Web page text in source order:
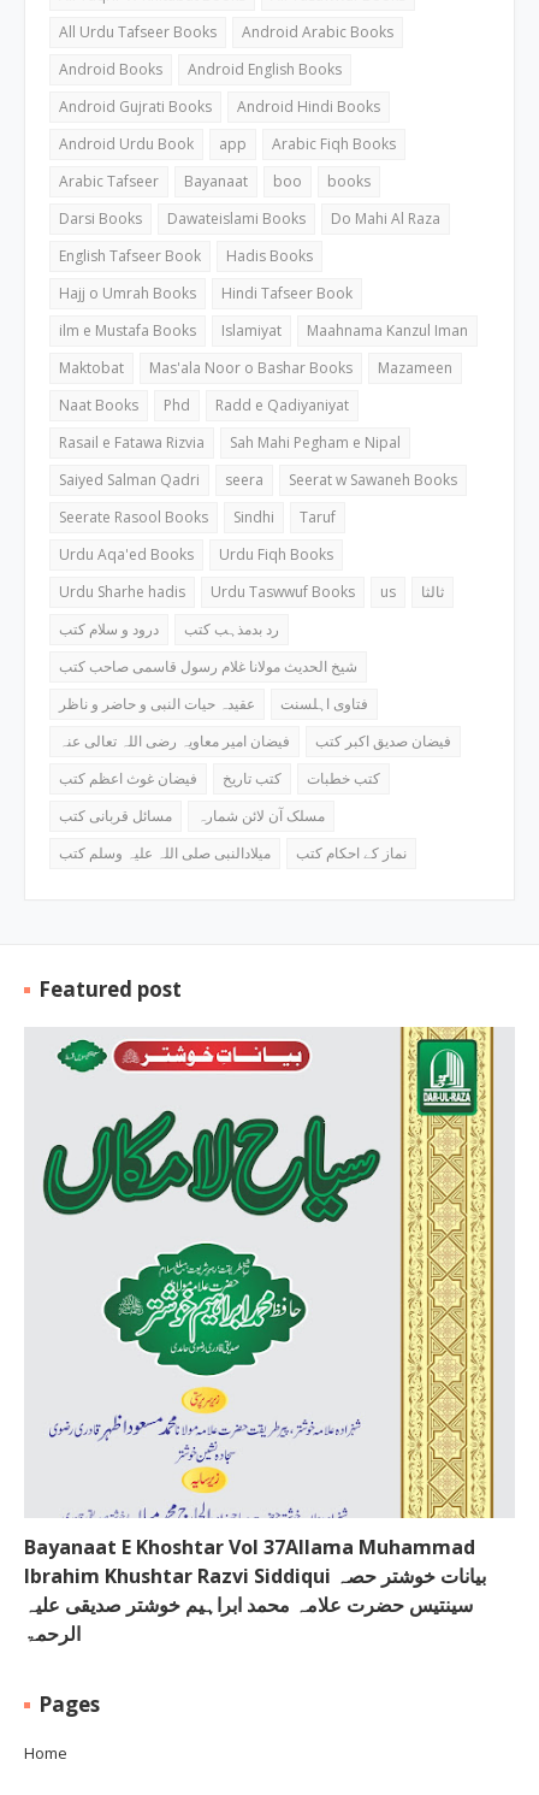
All Urdu Tafseer Books
Android Arabic Books
Android Books
Android English Books
Android Gujrati Books
Android Hindi Books
Android Urdu Book
app
Arabic Fiqh Books
Arabic Tafseer
Bayanaat boo
books
Darsi Books
Dawateislami Books
Do Mahi Al Raza
English Tafseer Book
Hadis Books
Hajj o Umrah Books
Hindi Tafseer Book
ilm e Mustafa Books
Islamiyat
Maahnama Kanzul Iman
Maktobat
Mas'ala Noor o Bashar Books
Mazameen
Naat Books
Phd
Radd e Qadiyaniyat
Rasail e Fatawa Rizvia
Sah Mahi Pegham e Nipal
Saiyed Salman Qadri
seera
Seerat w Sawaneh Books
Seerate Rasool Books
Sindhi
Taruf
Urdu Aqa'ed Books
Urdu Fiqh Books
Urdu Sharhe hadis
Urdu Taswwuf Books us
ثالثا
درود و سلام کتب
رد بدمذہب کتب
شیخ الحدیث مولانا غلام رسول قاسمی صاحب کتب
عقیدہ حیات النبی و حاضر و ناظر
فتاوی اہلسنت
فیضان امیر معاویہ رضی اللہ تعالی عنہ
فیضان صدیق اکبر کتب
فیضان غوث اعظم کتب
کتب تاریخ
کتب خطبات
مسائل قربانی کتب
مسلک آن لائن شمارہ
میلادالنبی صلی اللہ علیہ وسلم کتب
نماز کے احکام کتب
Featured post
Bayanaat E Khoshtar Vol 37Allama Muhammad
Ibrahim Khushtar Razvi Siddiqui بیانات خوشتر حصہ
سینتیس حضرت علامہ محمد ابراہیم خوشتر صدیقی علیہ
الرحمۃ
Pages
Home